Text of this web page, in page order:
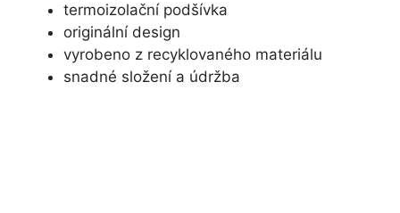
termoizolační podšívka
originální design
vyrobeno z recyklovaného materiálu
snadné složení a údržba